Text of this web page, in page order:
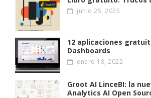
junio 25, 2025
12 aplicaciones
Dashboards
enero 18, 2022
Groot AI LinceBI: la
Analytics AI Open